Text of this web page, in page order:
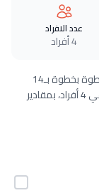
عدد الافراد
4 أفراد
طريقة عمل سموثى طبقات البلوبيرى و الأفوكادو خطوة بخطوة بـ14
مكونات. وصفة سهلة ومجرّبة من مطبخ دلوقتي تكفي 4 أفراد، بمقادير